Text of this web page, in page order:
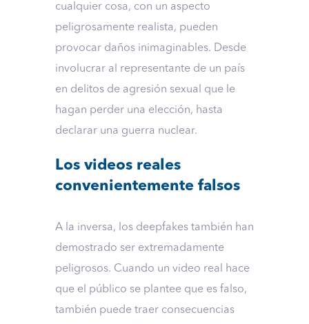
cualquier cosa, con un aspecto
peligrosamente realista, pueden
provocar daños inimaginables. Desde
involucrar al representante de un país
en delitos de agresión sexual que le
hagan perder una elección, hasta
declarar una guerra nuclear.
Los videos reales
convenientemente falsos
A la inversa, los deepfakes también han
demostrado ser extremadamente
peligrosos. Cuando un video real hace
que el público se plantee que es falso,
también puede traer consecuencias